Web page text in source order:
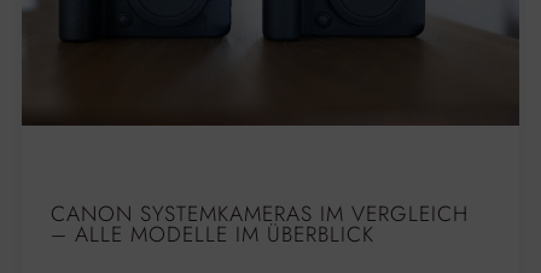
CANON SYSTEMKAMERAS IM VERGLEICH
– ALLE MODELLE IM ÜBERBLICK